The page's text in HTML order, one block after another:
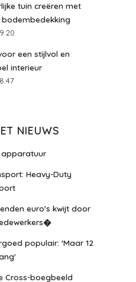
tuin creëren met
een stijlvol en
interieur
NIEUWS
apparatuur
Heavy-Duty
euro's kwijt door
populair: 'Maar 12
Cross-boegbeeld